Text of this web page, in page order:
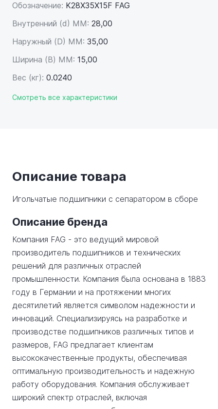
Обозначение: K28X35X15F FAG
Внутренний (d) ММ: 28,00
Наружный (D) ММ: 35,00
Ширина (B) MM: 15,00
Вес (кг): 0.0240
Смотреть все характеристики
Описание товара
Игольчатые подшипники с сепаратором в сборе
Описание бренда
Компания FAG - это ведущий мировой
производитель подшипников и технических
решений для различных отраслей
промышленности. Компания была основана в 1883
году в Германии и на протяжении многих
десятилетий является символом надежности и
инноваций. Специализируясь на разработке и
производстве подшипников различных типов и
размеров, FAG предлагает клиентам
высококачественные продукты, обеспечивая
оптимальную производительность и надежную
работу оборудования. Компания обслуживает
широкий спектр отраслей, включая